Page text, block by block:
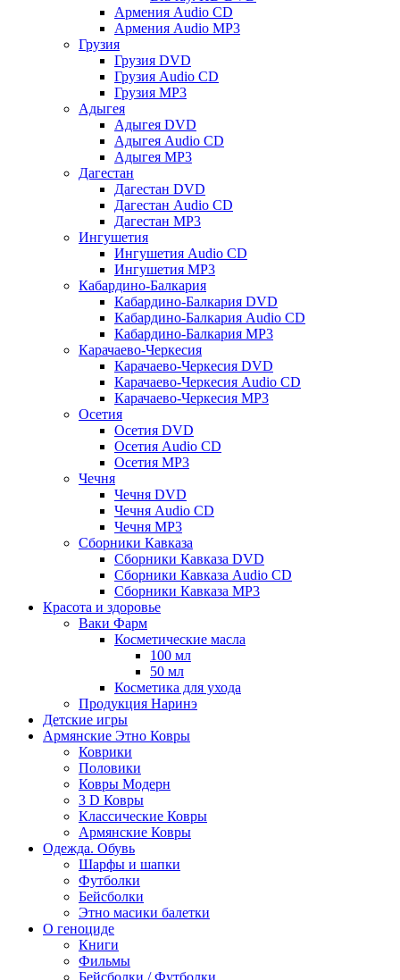
Армения Audio CD
Армения Audio MP3
Грузия
Грузия DVD
Грузия Audio CD
Грузия MP3
Адыгея
Адыгея DVD
Адыгея Audio CD
Адыгея MP3
Дагестан
Дагестан DVD
Дагестан Audio CD
Дагестан MP3
Ингушетия
Ингушетия Audio CD
Ингушетия MP3
Кабардино-Балкария
Кабардино-Балкария DVD
Кабардино-Балкария Audio CD
Кабардино-Балкария MP3
Карачаево-Черкесия
Карачаево-Черкесия DVD
Карачаево-Черкесия Audio CD
Карачаево-Черкесия MP3
Осетия
Осетия DVD
Осетия Audio CD
Осетия MP3
Чечня
Чечня DVD
Чечня Audio CD
Чечня MP3
Сборники Кавказа
Сборники Кавказа DVD
Сборники Кавказа Audio CD
Сборники Кавказа MP3
Красота и здоровье
Ваки Фарм
Косметические масла
100 мл
50 мл
Косметика для ухода
Продукция Наринэ
Детские игры
Армянские Этно Ковры
Коврики
Половики
Ковры Модерн
3 D Ковры
Классические Ковры
Армянские Ковры
Одежда. Обувь
Шарфы и шапки
Футболки
Бейсболки
Этно масики балетки
О геноциде
Книги
Фильмы
Бейсболки / Футболки